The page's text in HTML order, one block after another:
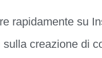
rapidamente su
sulla creazione di